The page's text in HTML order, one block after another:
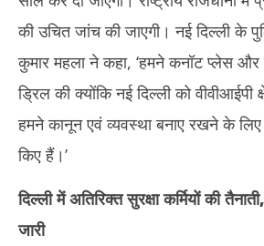
की उचित जांच की जाएगी। नई दिल्ली के
कुमार महला ने कहा, ‘हमने कनॉट प्लेस और
ड्रिल की क्योंकि नई दिल्ली को वीवीआईपी
हमने कानून एवं व्यवस्था बनाए रखने के
किए हैं।’
दिल्ली में अतिरिक्त सुरक्षा कर्मियों की
जारी